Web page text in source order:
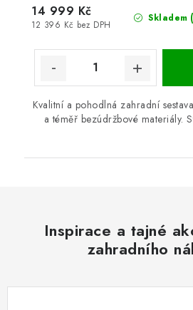
Skladem
12 396 Kč bez DPH
14 999 Kč
Kvalitní a pohodlná zahradní
a téměř bezúdržbové materiály.
Inspirace a tajné
zahradního